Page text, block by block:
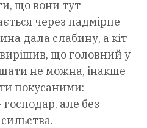
що вони тут
через надмірне
дала слабину, а кіт
що головний у
не можна, інакше
покусаними:
але без